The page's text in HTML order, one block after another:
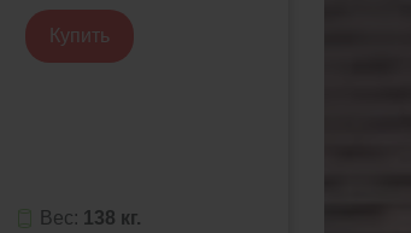
Купить
Вес: 138 кг.